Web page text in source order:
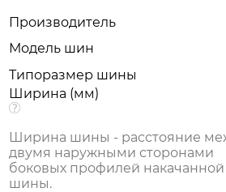
Производитель
Модель шин
Типоразмер шины
Ширина (мм)
Ширина шины - расстояние
двумя наружными сторонами
боковых профилей накачанной
шины.